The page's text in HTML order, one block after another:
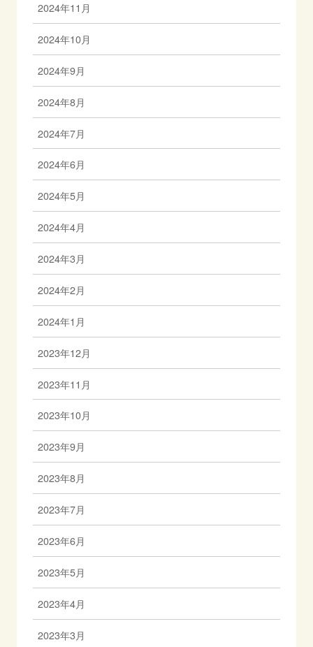
2024年11月
2024年10月
2024年9月
2024年8月
2024年7月
2024年6月
2024年5月
2024年4月
2024年3月
2024年2月
2024年1月
2023年12月
2023年11月
2023年10月
2023年9月
2023年8月
2023年7月
2023年6月
2023年5月
2023年4月
2023年3月